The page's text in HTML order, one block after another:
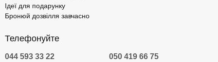
Ідеї для подарунку
Бронюй дозвілля завчасно
Телефонуйте
044 593 33 22
050 419 66 75